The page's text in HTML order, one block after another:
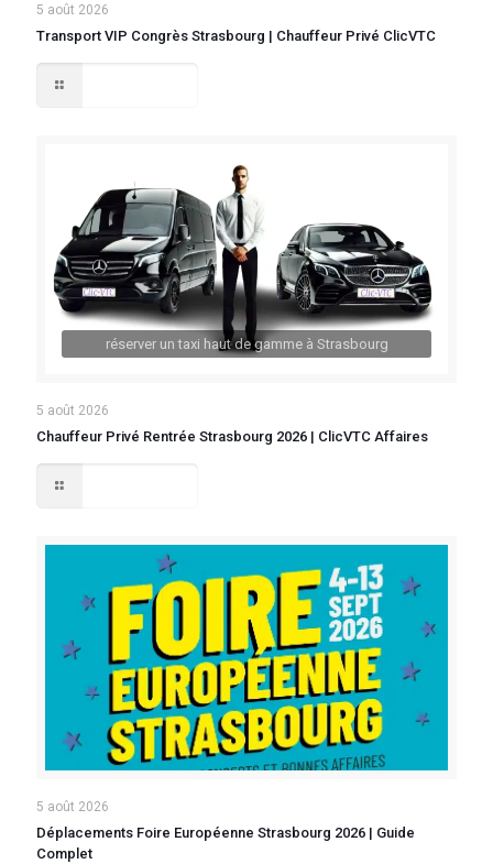
5 août 2026
Transport VIP Congrès Strasbourg | Chauffeur Privé ClicVTC
réserver un taxi haut de gamme à Strasbourg
5 août 2026
Chauffeur Privé Rentrée Strasbourg 2026 | ClicVTC Affaires
5 août 2026
Déplacements Foire Européenne Strasbourg 2026 | Guide
Complet